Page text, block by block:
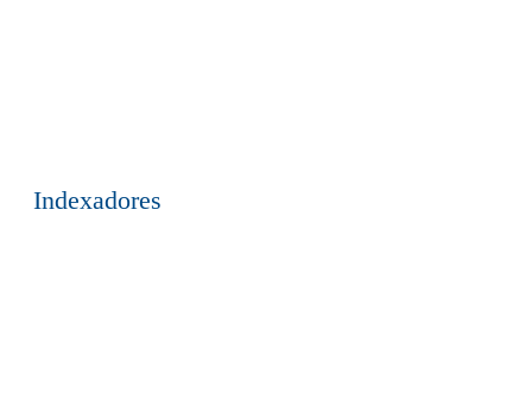
Indexadores